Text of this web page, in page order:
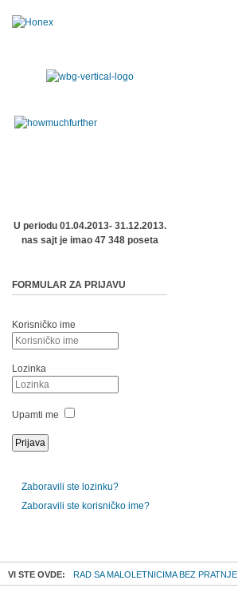
U periodu 01.04.2013- 31.12.2013.
nas sajt je imao 47 348 poseta
FORMULAR ZA PRIJAVU
Korisničko ime
Lozinka
Upamti me
Zaboravili ste lozinku?
Zaboravili ste korisničko ime?
VI STE OVDE: RAD SA MALOLETNICIMA BEZ PRATNJE